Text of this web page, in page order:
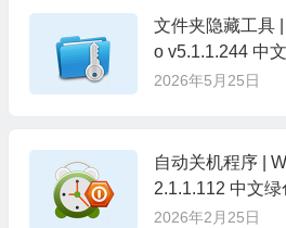
文件夹隐藏工具
o v5.1.1.244 中
2026年5月25日
自动关机程序 |
2.1.1.112 中文绿
2026年2月25日